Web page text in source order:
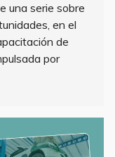
una serie sobre
en el
de
por